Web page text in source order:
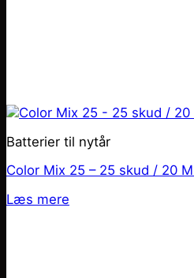
Batterier til nytår
Color Mix 25 – 25 skud / 20
Læs mere